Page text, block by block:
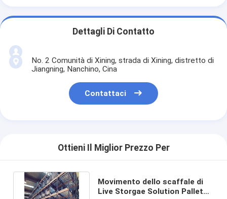
Dettagli Di Contatto
No. 2 Comunità di Xining, strada di Xining, distretto di
Jiangning, Nanchino, Cina
Contattaci
Ottieni Il Miglior Prezzo Per
Movimento dello scaffale di
Live Storgae Solution Pallet